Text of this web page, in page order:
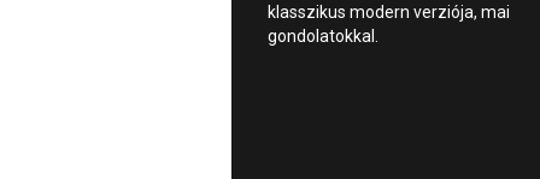
klasszikus modern verziója, mai
gondolatokkal.